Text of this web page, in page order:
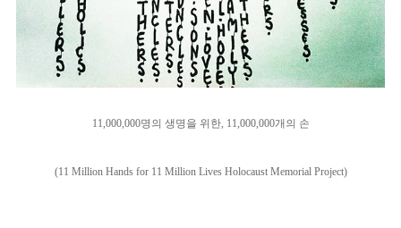
11,000,000명의 생명을 위한, 11,000,000개의 손
(11 Million Hands for 11 Million Lives Holocaust Memorial Project)